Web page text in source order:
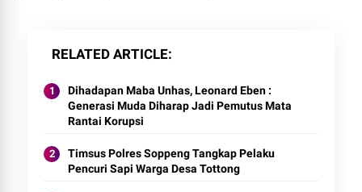
RELATED ARTICLE
Dihadapan Maba Unhas, Leonard Eben :
Generasi Muda Diharap Jadi Pemutus Mata
Rantai Korupsi
Timsus Polres Soppeng Tangkap Pelaku
Pencuri Sapi Warga Desa Tottong